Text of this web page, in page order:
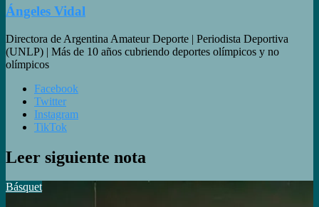
Ángeles Vidal
Directora de Argentina Amateur Deporte | Periodista Deportiva
(UNLP) | Más de 10 años cubriendo deportes olímpicos y no
olímpicos
Facebook
Twitter
Instagram
TikTok
Leer siguiente nota
Básquet